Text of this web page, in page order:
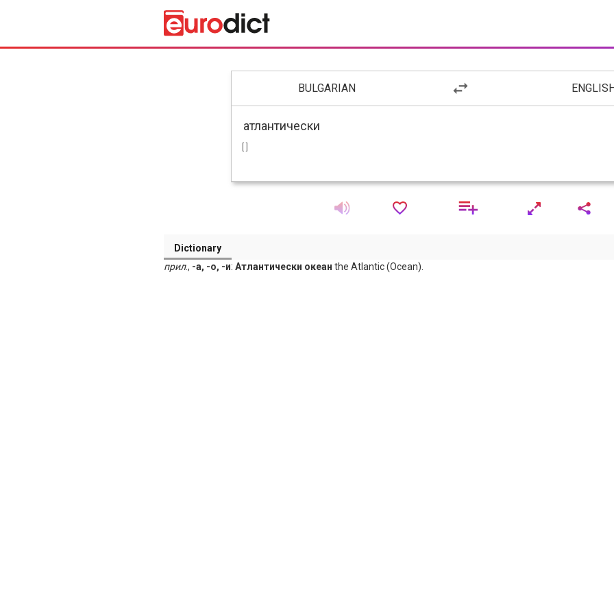
BULGARIAN
Dictionary
прил., -а, -о, -и: Атлантически океан the Atlantic (Ocean).